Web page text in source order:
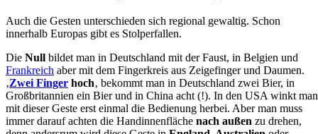
Auch die Gesten unterschieden sich regional gewaltig. Schon
innerhalb Europas gibt es Stolperfallen.
Die Null bildet man in Deutschland mit der Faust, in Belgien und
Frankreich aber mit dem Fingerkreis aus Zeigefinger und Daumen.
‚Zwei Finger hoch‚ bekommt man in Deutschland zwei Bier, in
Großbritannien ein Bier und in China acht (!). In den USA winkt man
mit dieser Geste erst einmal die Bedienung herbei. Aber man muss
immer darauf achten die Handinnenfläche nach außen zu drehen,